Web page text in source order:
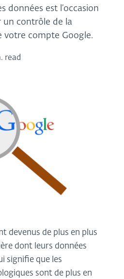
données est l’occasion
un contrôle de la
votre compte Google.
read
devenus de plus en plus
dont leurs données
signifie que les
sont de plus en